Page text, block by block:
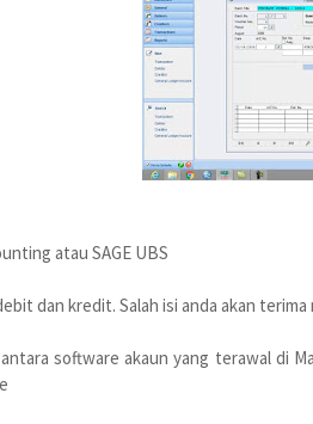
atau SAGE UBS
dan kredit. Salah isi anda akan
software akaun yang terawal di